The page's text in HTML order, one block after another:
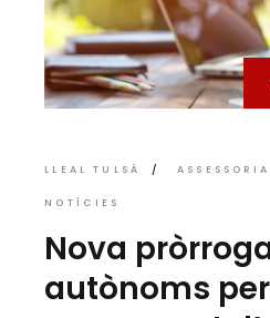
LLEAL TULSÀ
NOTÍCIES
Nova
autònoms per